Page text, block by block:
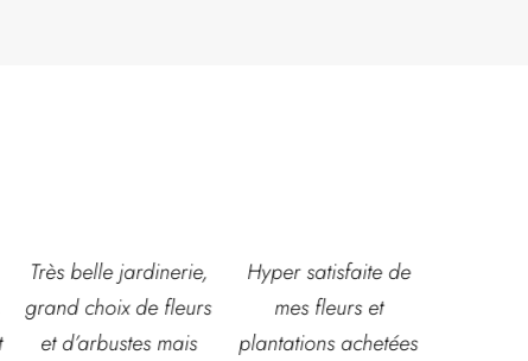
Hyper satisfaite de
mes fleurs et
plantations achetées
Composition
magnifique pour le
baptême et le